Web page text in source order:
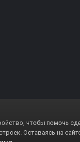
чтобы помочь
Оставаясь на